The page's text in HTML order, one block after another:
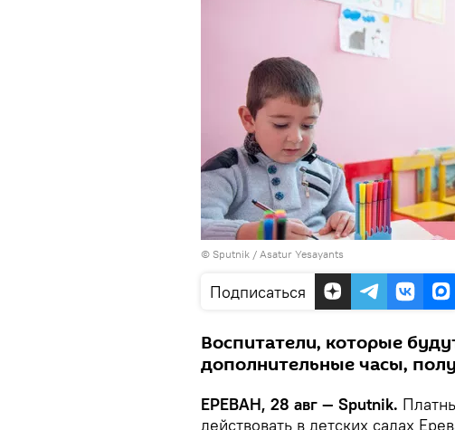
© Sputnik / Asatur Yesayants
Подписаться
Воспитатели, которые
дополнительные часы,
ЕРЕВАН, 28 авг — Sputnik.
действовать в детских садах